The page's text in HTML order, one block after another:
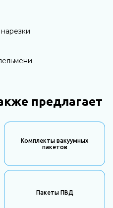
предлагает
Комплекты вакуумных
пакетов
Пакеты ПВД